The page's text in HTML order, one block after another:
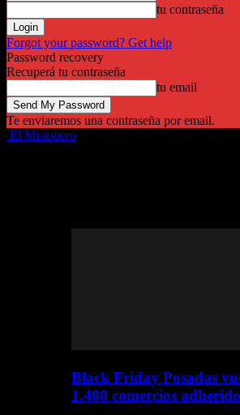
tu contraseña
Forgot your password? Get help
Password recovery
Recuperá tu contraseña
tu email
Te enviaremos una contraseña por email.
El Misionero
Black Friday Posadas
1.400 comercios